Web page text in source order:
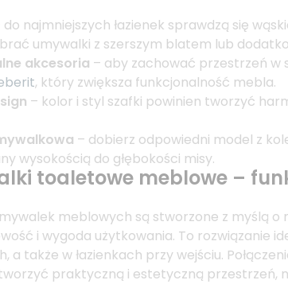
do najmniejszych łazienek sprawdzą się
umywalki z szerszym blatem lub
akcesoria – aby zachować przestrzeń w
, który zwiększa funkcjonalność mebla.
– kolor i styl szafki powinien tworzyć
– dobierz odpowiedni model z
wysokością do głębokości misy.
toaletowe meblowe –
meblowych są stworzone z myślą o
i wygoda użytkowania. To rozwiązanie
a także w łazienkach przy wejściu.
praktyczną i estetyczną przestrzeń,